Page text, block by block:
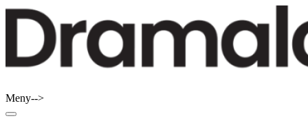
Skip
Meny-->